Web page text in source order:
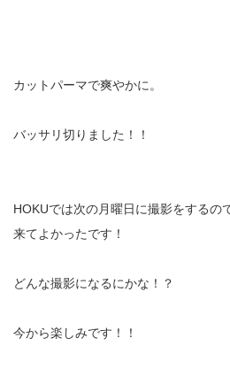
カットパーマで爽やかに。
バッサリ切りました！！
HOKUでは次の月曜日に撮影をするの
来てよかったです！
どんな撮影になるにかな！？
今から楽しみです！！